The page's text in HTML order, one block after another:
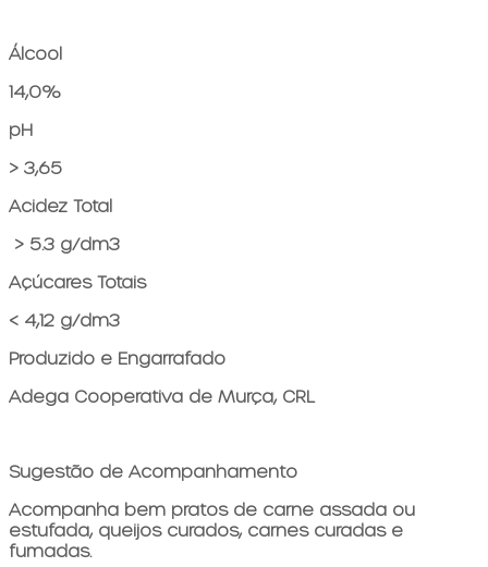
Álcool
14,0%
pH
> 3,65
Acidez Total
> 5.3 g/dm3
Açúcares Totais
< 4,12 g/dm3
Produzido e Engarrafado
Adega Cooperativa de Murça, CRL
Sugestão de Acompanhamento
Acompanha bem pratos de carne assada ou
estufada, queijos curados, carnes curadas e
fumadas.